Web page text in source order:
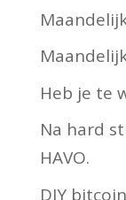
Heb je te
Na hard
HAVO.
DIY